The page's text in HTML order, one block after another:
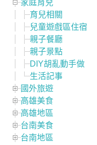
家庭育兒
育兒相關
兒童遊戲區住宿
親子餐廳
親子景點
DIY胡亂動手做
生活記事
國外旅遊
高雄美食
高雄地區
台南美食
台南地區